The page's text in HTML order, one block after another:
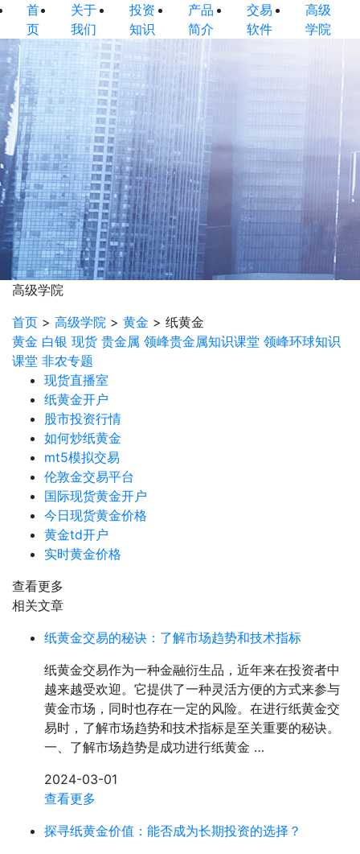
首
页
关于
我们
投资
知识
产品
简介
交易
软件
高级
学院
高级学院
首页 > 高级学院 > 黄金 > 纸黄金
黄金 白银 现货 贵金属 领峰贵金属知识课堂 领峰环球知识
课堂 非农专题
现货直播室
纸黄金开户
股市投资行情
如何炒纸黄金
mt5模拟交易
伦敦金交易平台
国际现货黄金开户
今日现货黄金价格
黄金td开户
实时黄金价格
查看更多
相关文章
纸黄金交易的秘诀：了解市场趋势和技术指标
纸黄金交易作为一种金融衍生品，近年来在投资者中
越来越受欢迎。它提供了一种灵活方便的方式来参与
黄金市场，同时也存在一定的风险。在进行纸黄金交
易时，了解市场趋势和技术指标是至关重要的秘诀。
一、了解市场趋势是成功进行纸黄金 …
2024-03-01
查看更多
探寻纸黄金价值：能否成为长期投资的选择？